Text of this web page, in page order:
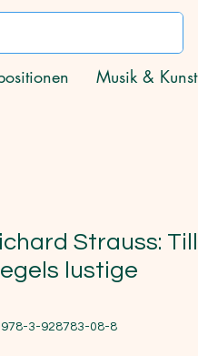
Musik & Kunst
Strauss: Till
lustige
3-928783-08-8